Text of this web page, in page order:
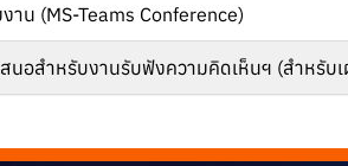
าน (MS-Teams Conference)
สนอสำหรับงานรับฟังความคิดเห็นฯ (สำหรับ